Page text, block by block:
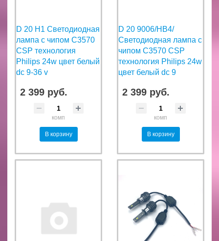
D 20 H1 Светодиодная
лампа с чипом C3570
CSP технология
Philips 24w цвет белый
dc 9-36 v
2 399 руб.
комп
В корзину
D 20 9006/HB4/
Светодиодная лампа с
чипом C3570 CSP
технология Philips 24w
цвет белый dc 9
2 399 руб.
комп
В корзину